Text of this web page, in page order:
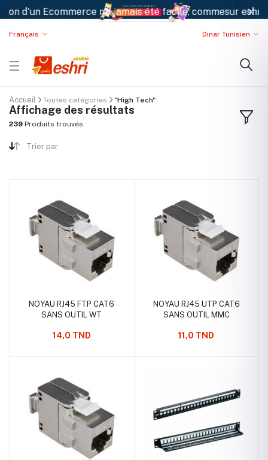
d'un Ecommerce n'a jamais été facile, commesur
Français Dinar Tunisien
Accueil Toutes catégories "High Tech"
Affichage des résultats
239 Produits trouvés
Trier par
NOYAU RJ45 FTP CAT6
SANS OUTIL WT
14,0 TND
NOYAU RJ45 UTP CAT6
SANS OUTIL MMC
11,0 TND